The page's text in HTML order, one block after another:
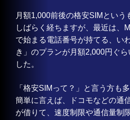
月額1,000前後の格安SIMという
しばらく経ちますが、最近は、
で始まる電話番号が持てる、い
き」のプランが月額2,000円ぐ
した。
「格安SIMって？」と言う方も
簡単に言えば、ドコモなどの通
が借りて、速度制限や通信量制